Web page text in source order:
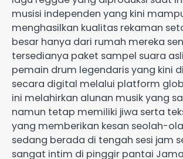
musisi independen yang kini
menghasilkan kualitas rekaman
besar hanya dari rumah mereka
tersedianya paket sampel suara
pemain drum legendaris yang kini
secara digital melalui platform
ini melahirkan alunan musik yang
namun tetap memiliki jiwa serta
yang memberikan kesan seolah-
sedang berada di tengah sesi jam
sangat intim di pinggir pantai